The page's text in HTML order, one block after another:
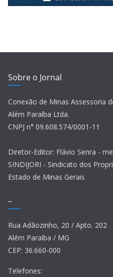
Sobre o Jornal
Conexão de Minas Assessoria
Além Paraíba Ltda.
CNPJ n° 09.608.574/0001-11
Diretor-Editor: Flávio Senra -
SINDIJORI - Sindicato dos
Estado de Minas Gerais
–
Rua Adãozinho, 20 / Apto. 202
Além Paraíba / MG
CEP: 36.660-000
Telefones: